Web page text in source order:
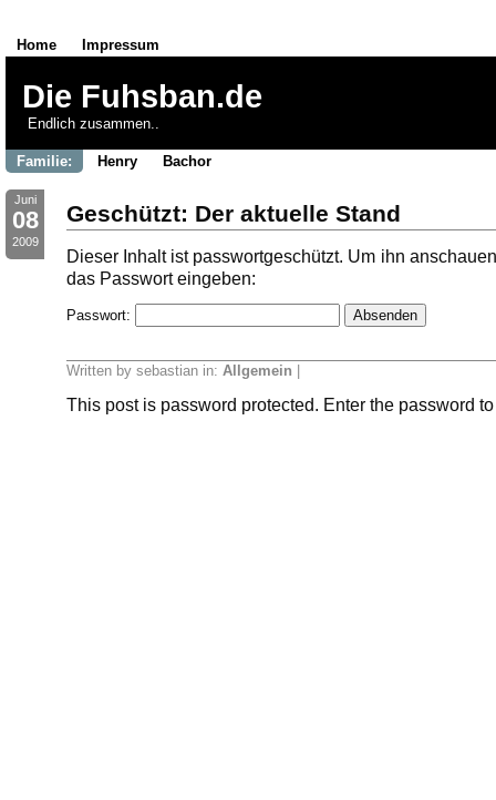
Home Impressum
Die Fuhsban.de
Endlich zusammen..
Familie: Henry Bachor
Juni
08
2009
Geschützt: Der aktuelle Stand
Dieser Inhalt ist passwortgeschützt. Um ihn
das Passwort eingeben:
Passwort:
Written by sebastian in: Allgemein
This post is password protected. Enter the password